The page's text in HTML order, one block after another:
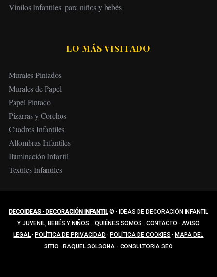
Vinilos Infantiles, para niños y bebés
LO MÁS VISITADO
Murales Pintados
Murales de Papel
Papel Pintado
Pizarras y Corchos
Cuadros Infantiles
Alfombras Infantiles
Iluminación Infantil
Textiles Infantiles
DECOIDEAS · DECORACIÓN INFANTIL© ·
IDEAS DE DECORACIÓN INFANTIL
Y JUVENIL, BEBÉS Y NIÑOS. · QUIÉNES SOMOS · CONTACTO · AVISO
LEGAL · POLÍTICA DE PRIVACIDAD · POLÍTICA DE COOKIES · MAPA DEL
SITIO · RAQUEL SOLSONA - CONSULTORÍA SEO